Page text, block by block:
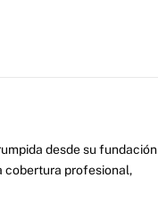
desde su fundación
cobertura profesional,